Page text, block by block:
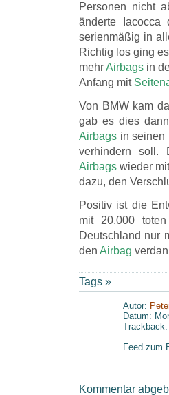
Personen nicht
änderte
serienmäßig in
Richtig los ging
mehrAirbags in
Anfang mit
Von BMW kam
gab es dies
Airbags in seinen
verhindern soll.
Airbags wieder
dazu, den
Positiv ist die
mit 20.000
Deutschland nur
den Airbag
Tags »
Autor:
Datum:
Trackback:
Feed zum
Kommentar